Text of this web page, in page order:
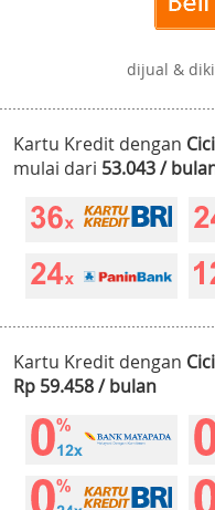
dijual &
Kartu Kredit dengan
mulai dari 53.043 /
Kartu Kredit dengan
Rp 59.458 / bulan